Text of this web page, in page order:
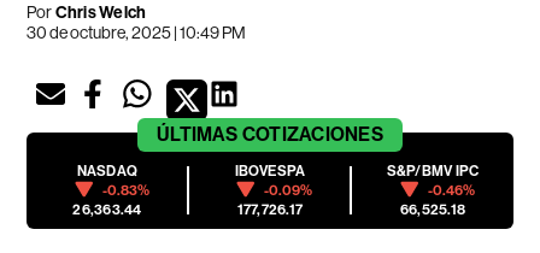
PorChris Welch
30 de octubre, 2025 | 10:49 PM
ÚLTIMAS COTIZACIONES
NASDAQ
-0.83%
26,363.44
IBOVESPA
-0.09%
177,726.17
S&P/BMV IPC
-0.46%
66,525.18